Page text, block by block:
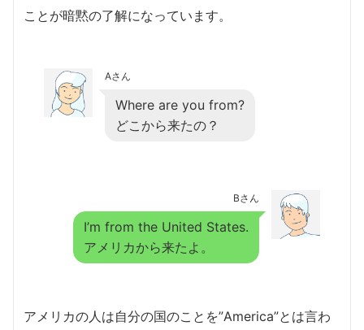
ことが暗黙の了解になっています。
Aさん
Where are you from?
どこから来たの？
Bさん
I’m from the United States.
アメリカから来たよ。
アメリカの人は自分の国のことを”America”とは言わ